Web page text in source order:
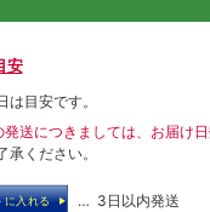
安
は目安です。
送につきましては、お届け
承ください。
に入れる … 3日以内発送